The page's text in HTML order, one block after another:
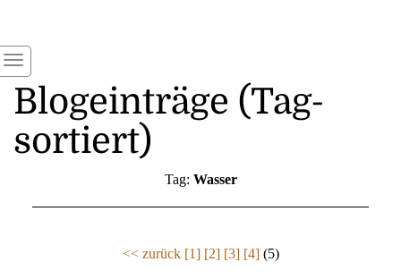
Blogeinträge (Tag-
sortiert)
Tag: Wasser
<< zurück [1] [2] [3] [4] (5)